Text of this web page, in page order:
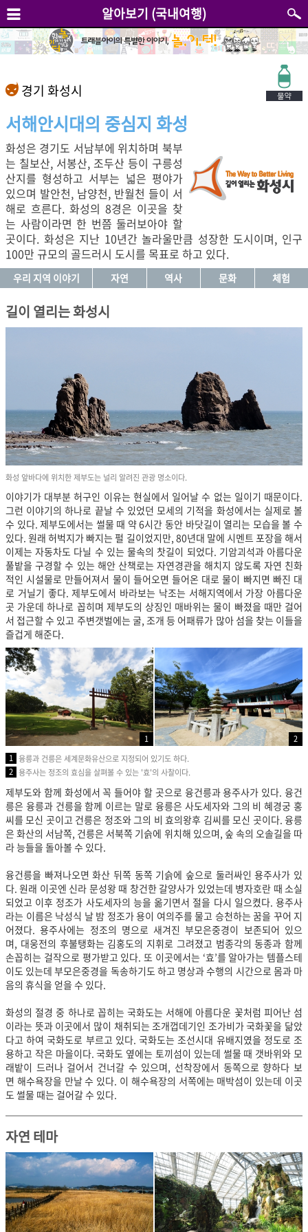
알아보기 (국내여행)
경기 화성시
서해안시대의 중심지 화성
화성은 경기도 서남부에 위치하며 북부
는 칠보산, 서봉산, 조두산 등이 구릉성
산지를 형성하고 서부는 넓은 평야가
있으며 발안천, 남양천, 반월천 들이 서
해로 흐른다. 화성의 8경은 이곳을 찾
는 사람이라면 한 번쯤 둘러보아야 할
곳이다. 화성은 지난 10년간 놀라울만큼 성장한 도시이며, 인구
100만 규모의 골드러시 도시를 목표로 하고 있다.
우리 지역 이야기 자연 역사 문화 체험
길이 열리는 화성시
화성 앞바다에 위치한 제부도는 널리 알려진 관광 명소이다.
이야기가 대부분 허구인 이유는 현실에서 일어날 수 없는 일이기 때문이다.
그런 이야기의 하나로 끝날 수 있었던 모세의 기적을 화성에서는 실제로 볼
수 있다. 제부도에서는 썰물 때 약 6시간 동안 바닷길이 열리는 모습을 볼 수
있다. 원래 허벅지가 빠지는 펄 길이었지만, 80년대 말에 시멘트 포장을 해서
이제는 자동차도 다닐 수 있는 물속의 찻길이 되었다. 기암괴석과 아름다운
풀밭을 구경할 수 있는 해안 산책로는 자연경관을 해치지 않도록 자연 친화
적인 시설물로 만들어져서 물이 들어오면 들어온 대로 물이 빠지면 빠진 대
로 거닐기 좋다. 제부도에서 바라보는 낙조는 서해지역에서 가장 아름다운
곳 가운데 하나로 꼽히며 제부도의 상징인 매바위는 물이 빠졌을 때만 걸어
서 접근할 수 있고 주변갯벌에는 굴, 조개 등 어패류가 많아 섬을 찾는 이들을
즐겁게 해준다.
1
2
1 융릉과 건릉은 세계문화유산으로 지정되어 있기도 하다.
2 용주사는 정조의 효심을 살펴볼 수 있는 '효'의 사찰이다.
제부도와 함께 화성에서 꼭 들어야 할 곳으로 융건릉과 용주사가 있다. 융건
릉은 융릉과 건릉을 함께 이르는 말로 융릉은 사도세자와 그의 비 혜경궁 홍
씨를 모신 곳이고 건릉은 정조와 그의 비 효의왕후 김씨를 모신 곳이다. 융릉
은 화산의 서남쪽, 건릉은 서북쪽 기슭에 위치해 있으며, 숲 속의 오솔길을 따
라 능들을 돌아볼 수 있다.
융건릉을 빠져나오면 화산 뒤쪽 동쪽 기슭에 숲으로 둘러싸인 용주사가 있
다. 원래 이곳엔 신라 문성왕 때 창건한 갈양사가 있었는데 병자호란 때 소실
되었고 이후 정조가 사도세자의 능을 옮기면서 절을 다시 일으켰다. 용주사
라는 이름은 낙성식 날 밤 정조가 용이 여의주를 물고 승천하는 꿈을 꾸어 지
어졌다. 용주사에는 정조의 명으로 새겨진 부모은중경이 보존되어 있으
며, 대웅전의 후불탱화는 김홍도의 지휘로 그려졌고 범종각의 동종과 함께
손꼽히는 걸작으로 평가받고 있다. 또 이곳에서는 ‘효’를 알아가는 템플스테
이도 있는데 부모은중경을 독송하기도 하고 명상과 수행의 시간으로 몸과 마
음의 휴식을 얻을 수 있다.
화성의 절경 중 하나로 꼽히는 국화도는 서해에 아름다운 꽃처럼 피어난 섬
이라는 뜻과 이곳에서 많이 채취되는 조개껍데기인 조가비가 국화꽃을 닮았
다고 하여 국화도로 부르고 있다. 국화도는 조선시대 유배지였을 정도로 조
용하고 작은 마을이다. 국화도 옆에는 토끼섬이 있는데 썰물 때 갯바위와 모
래밭이 드러나 걸어서 건너갈 수 있으며, 선착장에서 동쪽으로 향하다 보
면 해수욕장을 만날 수 있다. 이 해수욕장의 서쪽에는 매박섬이 있는데 이곳
도 썰물 때는 걸어갈 수 있다.
자연 테마